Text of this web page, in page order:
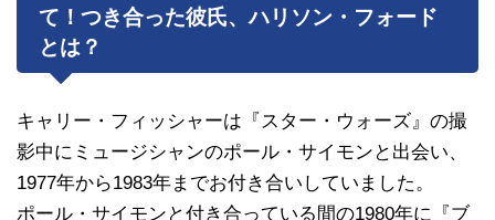
て！つき合った彼氏、ハリソン・フォード
とは？
キャリー・フィッシャーは『スター・ウォーズ』の撮
影中にミュージシャンのポール・サイモンと出会い、
1977年から1983年までお付き合いしていました。
ポール・サイモンと付き合っている間の1980年に『ブ